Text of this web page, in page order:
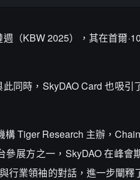
（KBW 2025），其在首爾
同時，SkyDAO Card 也吸引
Tiger Research 主辦，
展方之一，SkyDAO 在峰會
行業領袖的對話，進一步闡釋